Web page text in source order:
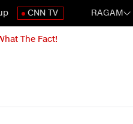
CNN TV RAGAM
The Fact!